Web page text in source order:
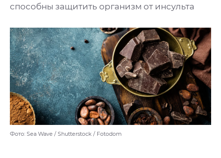
способны защитить организм от инсульта
Фото: Sea Wave / Shutterstock / Fotodom